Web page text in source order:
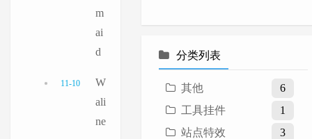
m
ai
d
W
ali
ne
11-10
分类列表
其他
6
工具挂件
1
站点特效
3